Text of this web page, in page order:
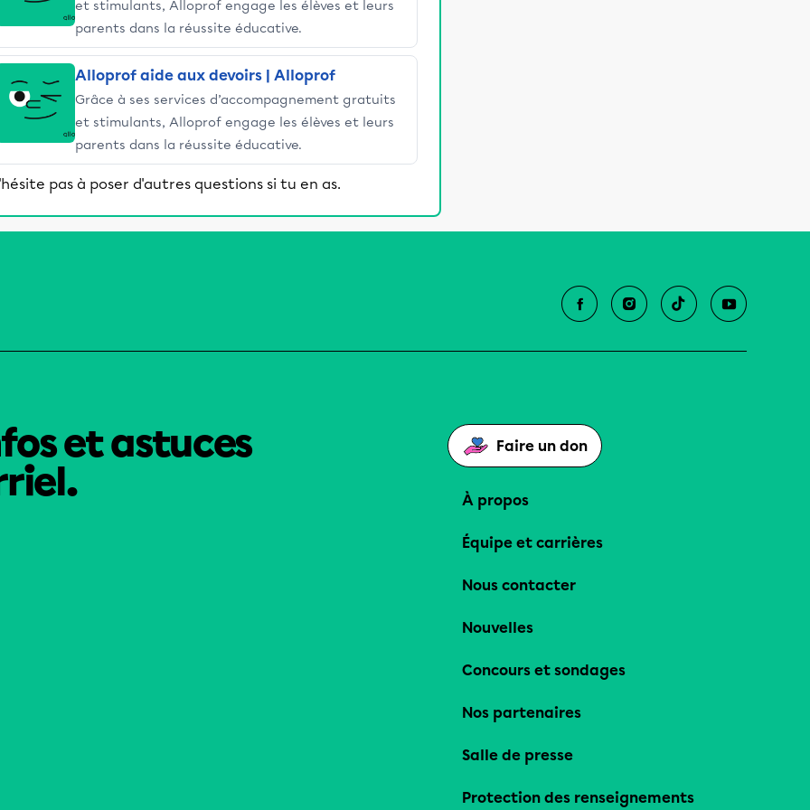
et stimulants, Alloprof engage les élèves et leurs
parents dans la réussite éducative.
Alloprof aide aux devoirs | Alloprof
Grâce à ses services d’accompagnement gratuits
et stimulants, Alloprof engage les élèves et leurs
parents dans la réussite éducative.
pas à poser d'autres questions si tu en as.
et astuces
Faire un don
À propos
Équipe et carrières
Nous contacter
Nouvelles
Concours et sondages
Nos partenaires
Salle de presse
Protection des renseignements